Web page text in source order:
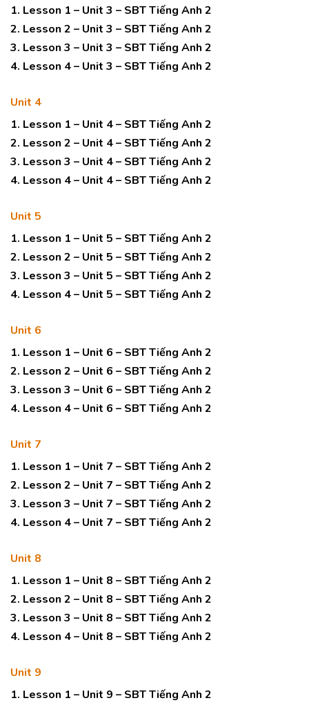
1. Lesson 1 – Unit 3 – SBT Tiếng Anh 2
2. Lesson 2 – Unit 3 – SBT Tiếng Anh 2
3. Lesson 3 – Unit 3 – SBT Tiếng Anh 2
4. Lesson 4 – Unit 3 – SBT Tiếng Anh 2
Unit 4
1. Lesson 1 – Unit 4 – SBT Tiếng Anh 2
2. Lesson 2 – Unit 4 – SBT Tiếng Anh 2
3. Lesson 3 – Unit 4 – SBT Tiếng Anh 2
4. Lesson 4 – Unit 4 – SBT Tiếng Anh 2
Unit 5
1. Lesson 1 – Unit 5 – SBT Tiếng Anh 2
2. Lesson 2 – Unit 5 – SBT Tiếng Anh 2
3. Lesson 3 – Unit 5 – SBT Tiếng Anh 2
4. Lesson 4 – Unit 5 – SBT Tiếng Anh 2
Unit 6
1. Lesson 1 – Unit 6 – SBT Tiếng Anh 2
2. Lesson 2 – Unit 6 – SBT Tiếng Anh 2
3. Lesson 3 – Unit 6 – SBT Tiếng Anh 2
4. Lesson 4 – Unit 6 – SBT Tiếng Anh 2
Unit 7
1. Lesson 1 – Unit 7 – SBT Tiếng Anh 2
2. Lesson 2 – Unit 7 – SBT Tiếng Anh 2
3. Lesson 3 – Unit 7 – SBT Tiếng Anh 2
4. Lesson 4 – Unit 7 – SBT Tiếng Anh 2
Unit 8
1. Lesson 1 – Unit 8 – SBT Tiếng Anh 2
2. Lesson 2 – Unit 8 – SBT Tiếng Anh 2
3. Lesson 3 – Unit 8 – SBT Tiếng Anh 2
4. Lesson 4 – Unit 8 – SBT Tiếng Anh 2
Unit 9
1. Lesson 1 – Unit 9 – SBT Tiếng Anh 2